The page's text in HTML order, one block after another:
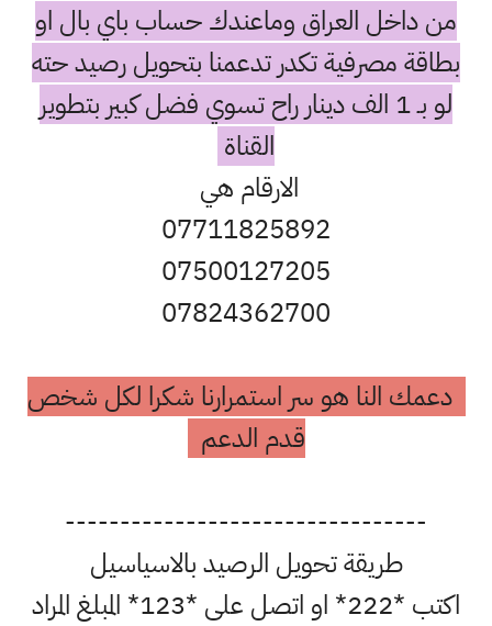
من داخل العراق وماعندك حساب باي بال او
بطاقة مصرفية تكدر تدعمنا بتحويل رصيد حته
لو بـ 1 الف دينار راح تسوي فضل كبير بتطوير
القناة
الارقام هي
07711825892
07500127205
07824362700
دعمك النا هو سر استمرارنا شكرا لكل شخص
قدم الدعم
---------------------------------
طريقة تحويل الرصيد بالاسياسيل
اكتب *222* او اتصل على *123* المبلغ المراد